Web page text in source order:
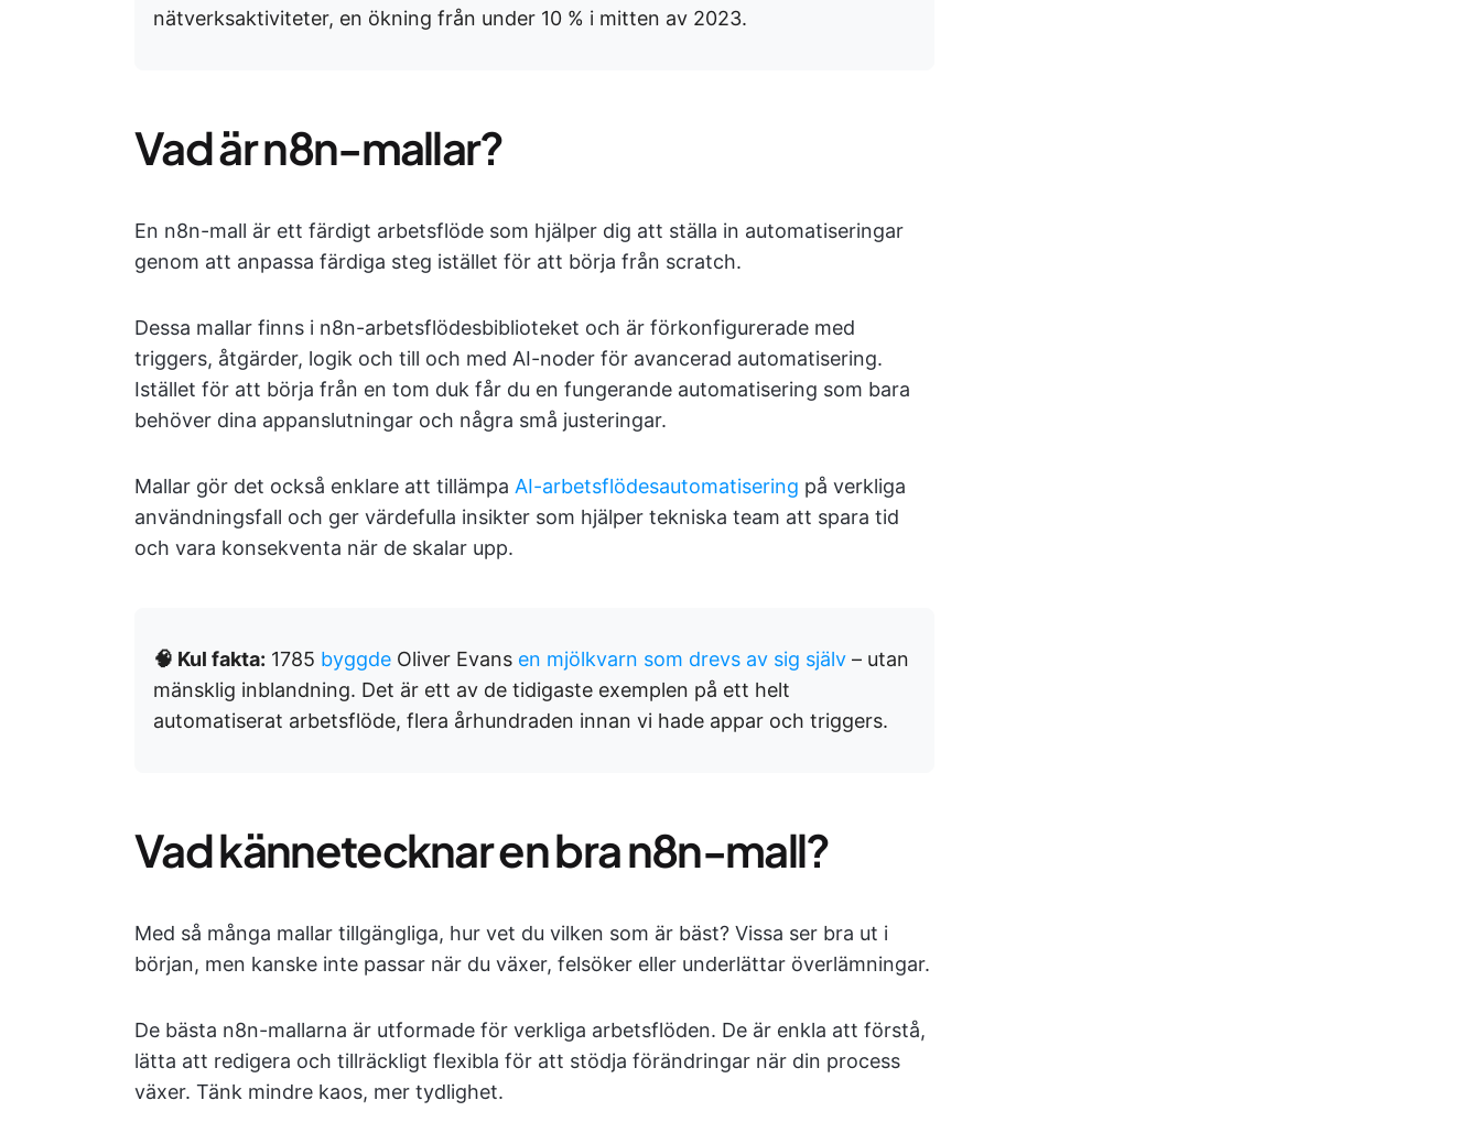
nätverksaktiviteter, en ökning från under 10 % i mitten av 2023.
Vad är n8n-mallar?
En n8n-mall är ett färdigt arbetsflöde som hjälper dig att ställa in automatiseringar
genom att anpassa färdiga steg istället för att börja från scratch.
Dessa mallar finns i n8n-arbetsflödesbiblioteket och är förkonfigurerade med
triggers, åtgärder, logik och till och med AI-noder för avancerad automatisering.
Istället för att börja från en tom duk får du en fungerande automatisering som bara
behöver dina appanslutningar och några små justeringar.
Mallar gör det också enklare att tillämpa AI-arbetsflödesautomatisering på verkliga
användningsfall och ger värdefulla insikter som hjälper tekniska team att spara tid
och vara konsekventa när de skalar upp.
🧠 Kul fakta: 1785 byggde Oliver Evans en mjölkvarn som drevs av sig själv – utan
mänsklig inblandning. Det är ett av de tidigaste exemplen på ett helt
automatiserat arbetsflöde, flera århundraden innan vi hade appar och triggers.
Vad kännetecknar en bra n8n-mall?
Med så många mallar tillgängliga, hur vet du vilken som är bäst? Vissa ser bra ut i
början, men kanske inte passar när du växer, felsöker eller underlättar överlämningar.
De bästa n8n-mallarna är utformade för verkliga arbetsflöden. De är enkla att förstå,
lätta att redigera och tillräckligt flexibla för att stödja förändringar när din process
växer. Tänk mindre kaos, mer tydlighet.